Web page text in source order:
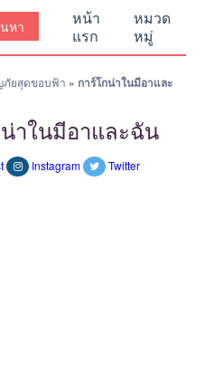
หน้า
แรก
หมวด
หมู่
ภัยสุดขอบฟ้า » การ์โกน่าในมีอาและ
าในมีอาและฉัน
Instagram Twitter